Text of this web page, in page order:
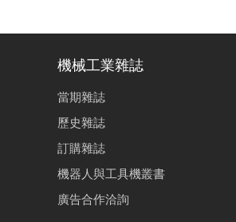
機械工業雜誌
當期雜誌
歷史雜誌
訂購雜誌
機器人與工具機叢書
廣告合作洽詢